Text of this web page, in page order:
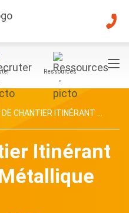
Ressources
DE CHANTIER ITINÉRANT ...
Itinérant